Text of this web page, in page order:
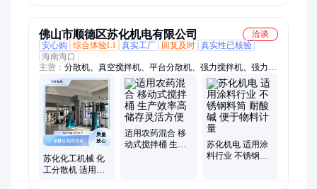
佛山市顺德区苏化机电有限公司
洽谈
安心购
综合体验L1 真实工厂 回复及时 真实性已核验
海南海口
主营： 分散机、真空搅拌机、平台分散机、强力搅拌机、强力捏
合机、蝶式真空搅拌机、不锈钢拉缸、卧式砂磨机、篮式砂磨
机、纳米砂磨机、不锈钢反应釜、高速分散釜、平台搅拌釜
苏化化工机械 化
工分散机 适用农
适用农药混合 移
动式搅拌桶 生产
苏化机电 适用涂
料行业 不锈钢料